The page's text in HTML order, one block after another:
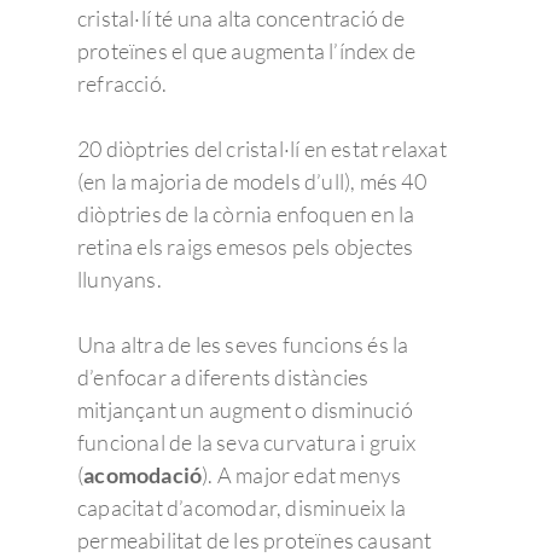
cristal·lí té una alta concentració de
proteïnes el que augmenta l’índex de
refracció.
20 diòptries del cristal·lí en estat relaxat
(en la majoria de models d’ull), més 40
diòptries de la còrnia enfoquen en la
retina els raigs emesos pels objectes
llunyans.
Una altra de les seves funcions és la
d’enfocar a diferents distàncies
mitjançant un augment o disminució
funcional de la seva curvatura i gruix
(acomodació). A major edat menys
capacitat d’acomodar, disminueix la
permeabilitat de les proteïnes causant